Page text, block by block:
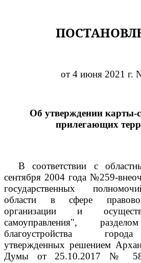
от 4 июня 2021 г.
Об утверждении карты-
прилегающих
В соответствии с
сентября 2004 года №259-
государственных
области в сфере
организации и
самоуправления",
благоустройства
утвержденных решением
Думы от 25.10.2017 №